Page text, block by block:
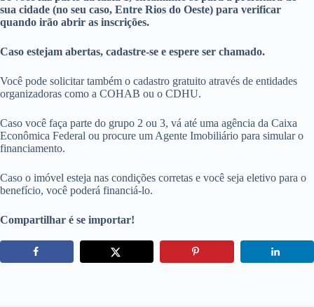
sua cidade (no seu caso, Entre Rios do Oeste) para verificar
quando irão abrir as inscrições.
Caso estejam abertas, cadastre-se e espere ser chamado.
Você pode solicitar também o cadastro gratuito através de entidades
organizadoras como a COHAB ou o CDHU.
Caso você faça parte do grupo 2 ou 3, vá até uma agência da Caixa
Econômica Federal ou procure um Agente Imobiliário para simular o
financiamento.
Caso o imóvel esteja nas condições corretas e você seja eletivo para o
benefício, você poderá financiá-lo.
Compartilhar é se importar!